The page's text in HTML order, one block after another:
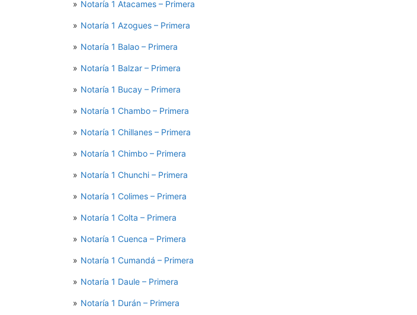
Notaría 1 Atacames – Primera
Notaría 1 Azogues – Primera
Notaría 1 Balao – Primera
Notaría 1 Balzar – Primera
Notaría 1 Bucay – Primera
Notaría 1 Chambo – Primera
Notaría 1 Chillanes – Primera
Notaría 1 Chimbo – Primera
Notaría 1 Chunchi – Primera
Notaría 1 Colimes – Primera
Notaría 1 Colta – Primera
Notaría 1 Cuenca – Primera
Notaría 1 Cumandá – Primera
Notaría 1 Daule – Primera
Notaría 1 Durán – Primera